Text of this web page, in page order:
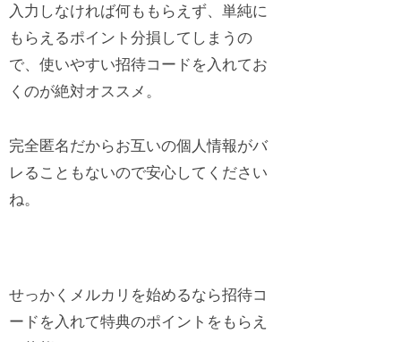
入力しなければ何ももらえず、単純に
もらえるポイント分損してしまうの
で、使いやすい招待コードを入れてお
くのが絶対オススメ。
完全匿名だからお互いの個人情報がバ
レることもないので安心してください
ね。
せっかくメルカリを始めるなら招待コ
ードを入れて特典のポイントをもらえ